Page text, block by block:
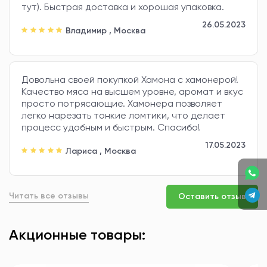
работы с мясом серрано, иберико, различными
колбасными изделиями. С момента появления
компании, основное внимание уделяется высокому
а продукты доводятся до высочайших точек
созревания.
ИНГРЕДИЕНТЫ
Выдержанное мясо свинины (не менее 50%)
производства Испании, соль, консервант Е-250,
антиоксидант Е-316, консервант Е-252, декстроза
СРЕДНИЕ ЗНАЧЕНИЯ ПИЩЕВОЙ ЦЕННОСТИ
Белок: 29,92 г.
Жиры: 8,8 г.
РЕКОМЕНДАЦИИ ПО ПОДАЧЕ
тут). Быстрая доставка и хорошая упаковка.
Владимир , Москва
26.05.2023
Довольна своей покупкой Хамона с хамонерой!
Качество мяса на высшем уровне, аромат и вкус
просто потрясающие. Хамонера позволяет
легко нарезать тонкие ломтики, что делает
процесс удобным и быстрым. Спасибо!
Лариса , Москва
17.05.2023
Читать все отзывы Оставить отзыв
Акционные товары: